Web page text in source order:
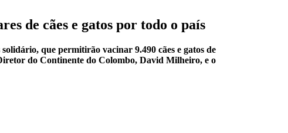
de cães e gatos por todo o país
que permitirão vacinar 9.490 cães e gatos de
do Continente do Colombo, David Milheiro, e o